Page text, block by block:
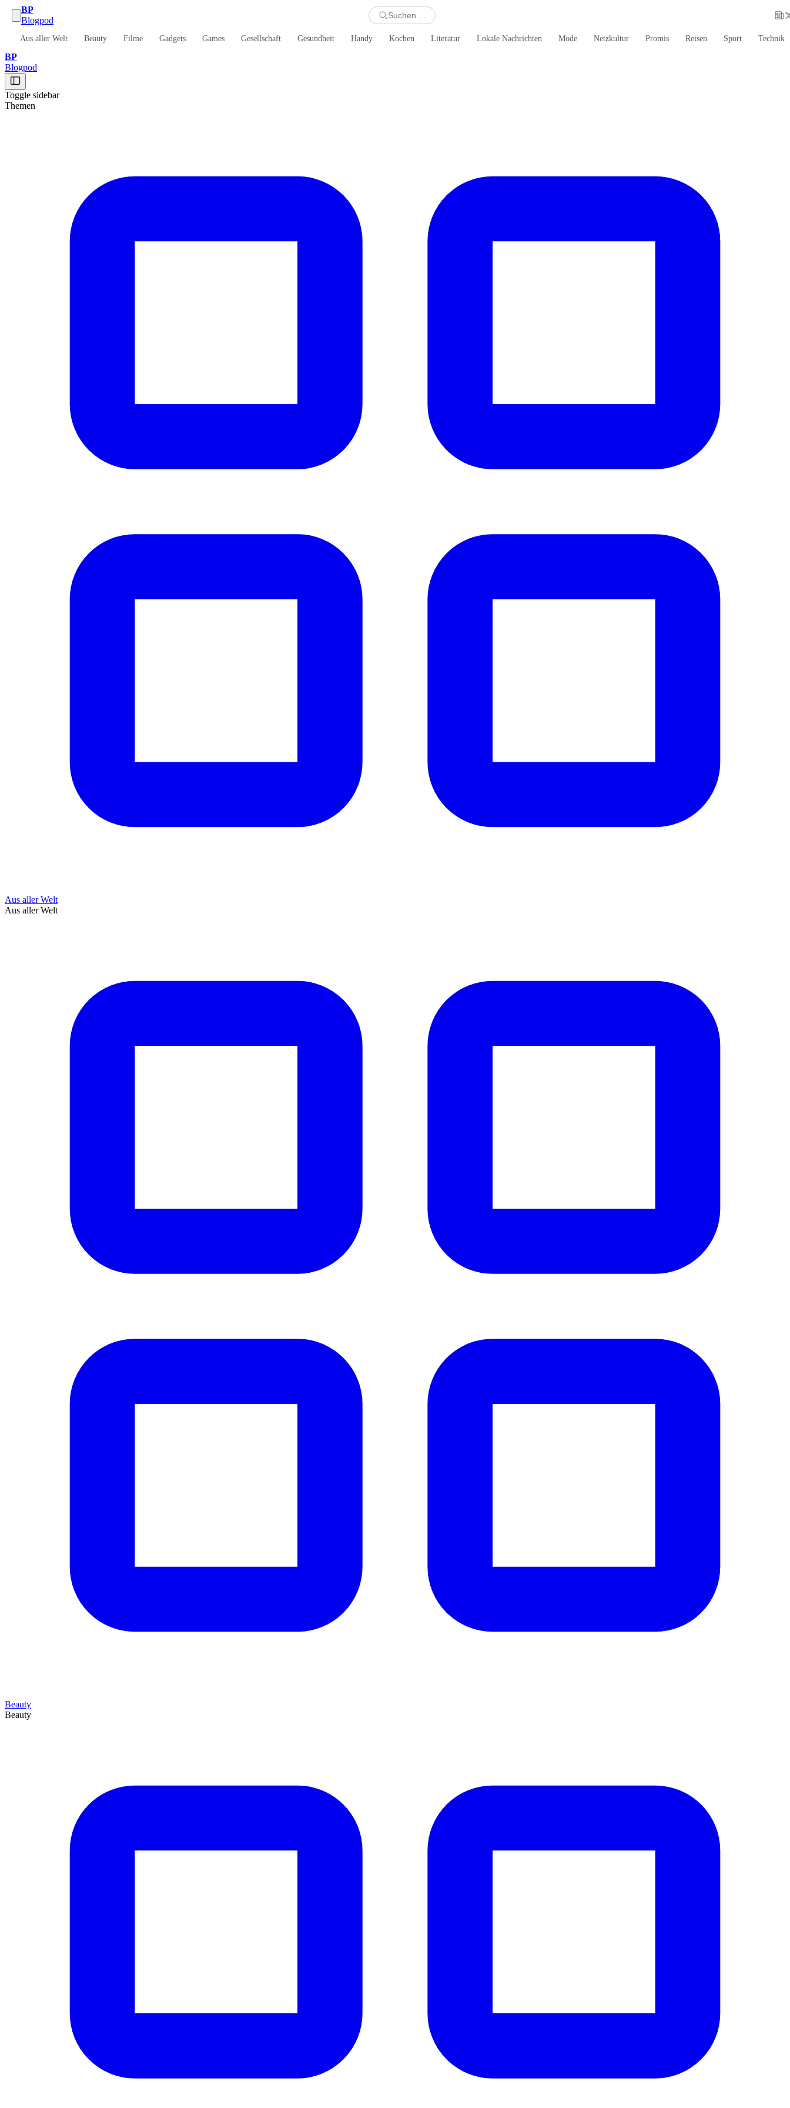
BP
Blogpod
Suchen ...
Aus aller Welt Beauty Filme Gadgets Games Gesellschaft Gesundheit Handy Kochen Literatur Lokale Nachrichten Mode Netzkultur Promis Reisen Sport Technik
BP
Blogpod
Toggle sidebar
Themen
Aus aller Welt
Aus aller Welt
Beauty
Beauty